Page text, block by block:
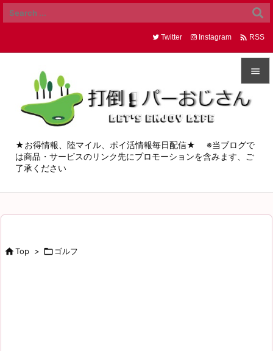


メニュ
サイド


Twitter Instagram  RSS
★お得情報、陸マイル、ポイ活情報毎日配信★ ※当ブログで
は商品・サービスのリンク先にプロモーションを含みます、ご
了承ください
Top >  ゴルフ